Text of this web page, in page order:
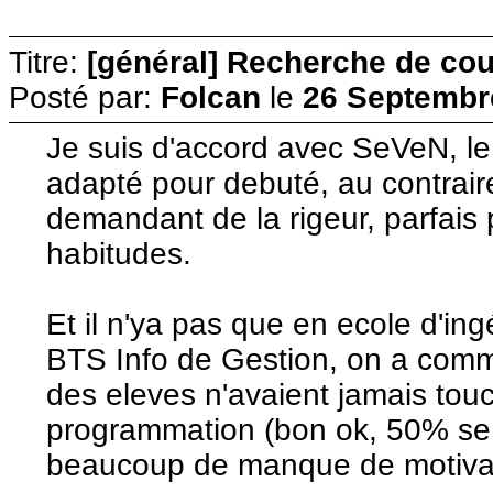
Titre: [général] Recherche de
Posté par: Folcan le 26
Je suis d'accord avec SeVeN,
adapté pour debuté, au
demandant de la rigeur,
habitudes.
Et il n'ya pas que en ecole
BTS Info de Gestion, on a
des eleves n'avaient jamais
programmation (bon ok, 50%
beaucoup de manque de